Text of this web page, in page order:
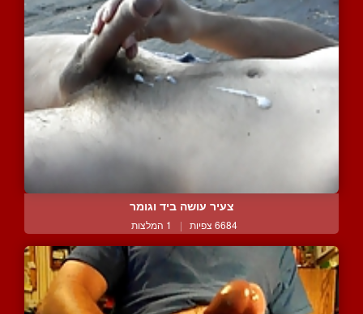
צעיר עושה ביד וגומר
6684 צפיות | 1 המלצות